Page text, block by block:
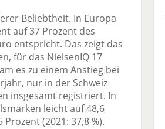
Beliebtheit. In Europa
auf 37 Prozent des
entspricht. Das zeigt das
für das NielsenIQ 17
es zu einem Anstieg bei
nur in der Schweiz
insgesamt registriert. In
leicht auf 48,6
(2021: 37,8 %).